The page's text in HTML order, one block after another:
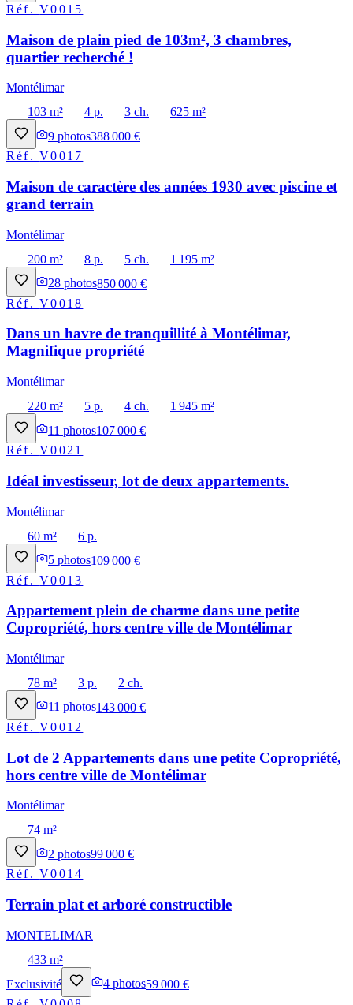
Réf.V0015
Maison de plain pied de 103m², 3 chambres,
quartier recherché !
Montélimar
103 m²
4 p. 3 ch.
625 m²
9 photos388 000 €
Réf.V0017
Maison de caractère des années 1930 avec piscine et
grand terrain
Montélimar
200 m²
8 p. 5 ch.
1 195 m²
28 photos850 000 €
Réf.V0018
Dans un havre de tranquillité à Montélimar,
Magnifique propriété
Montélimar
220 m²
5 p. 4 ch.
1 945 m²
11 photos107 000 €
Réf.V0021
Idéal investisseur, lot de deux appartements.
Montélimar
60 m²
6 p.
5 photos109 000 €
Réf.V0013
Appartement plein de charme dans une petite
Copropriété, hors centre ville de Montélimar
Montélimar
78 m²
3 p.
2 ch.
11 photos143 000 €
Réf.V0012
Lot de 2 Appartements dans une petite Copropriété,
hors centre ville de Montélimar
Montélimar
74 m²
2 photos99 000 €
Réf.V0014
Terrain plat et arboré constructible
MONTELIMAR
433 m²
Exclusivité
4 photos59 000 €